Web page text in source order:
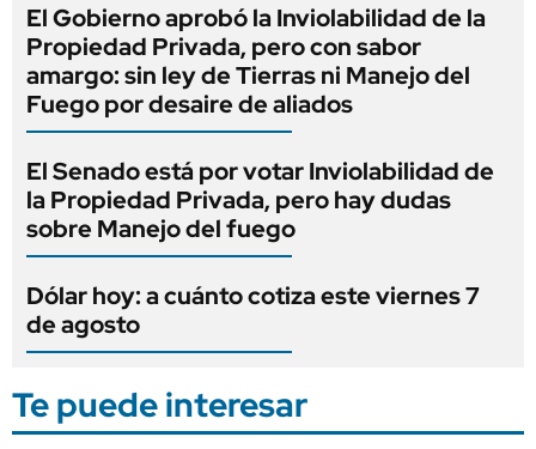
El Gobierno aprobó la Inviolabilidad de la
Propiedad Privada, pero con sabor
amargo: sin ley de Tierras ni Manejo del
Fuego por desaire de aliados
El Senado está por votar Inviolabilidad de
la Propiedad Privada, pero hay dudas
sobre Manejo del fuego
Dólar hoy: a cuánto cotiza este viernes 7
de agosto
Te puede interesar